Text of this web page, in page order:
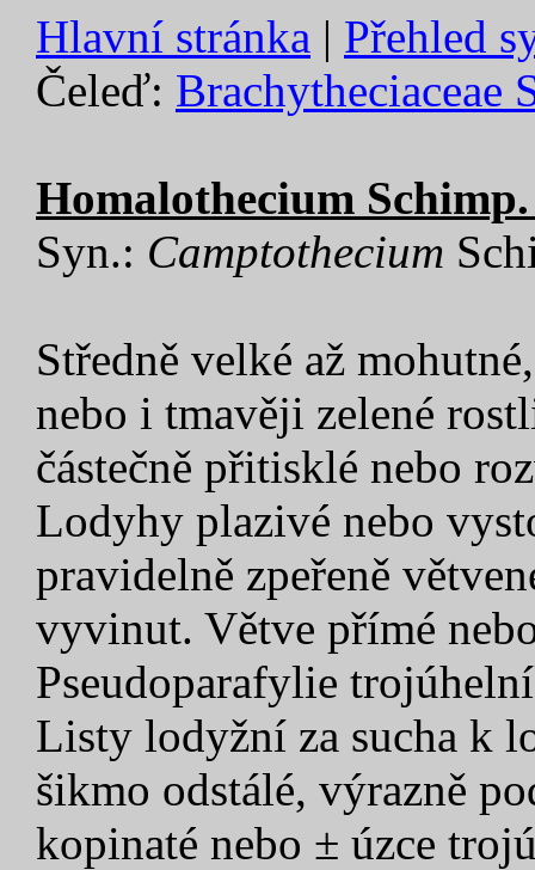
Hlavní stránka | Přehled
Čeleď: Brachytheciaceae
Homalothecium
Syn.: Camptothecium
Středně velké až
nebo i tmavěji zelené
částečně přitisklé nebo
Lodyhy plazivé nebo
pravidelně zpeřeně
vyvinut. Větve přímé
Pseudoparafylie
Listy lodyžní za sucha k
šikmo odstálé, výrazně
kopinaté nebo ± úzce